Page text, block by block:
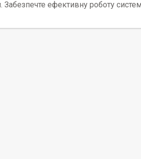
Забезпечте ефективну роботу